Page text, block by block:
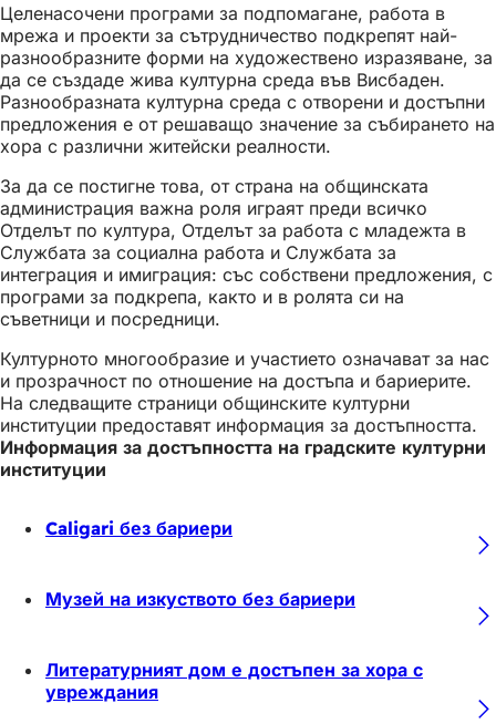
Целенасочени програми за подпомагане, работа в
мрежа и проекти за сътрудничество подкрепят най-
разнообразните форми на художествено изразяване, за
да се създаде жива културна среда във Висбаден.
Разнообразната културна среда с отворени и достъпни
предложения е от решаващо значение за събирането на
хора с различни житейски реалности.
За да се постигне това, от страна на общинската
администрация важна роля играят преди всичко
Отделът по култура, Отделът за работа с младежта в
Службата за социална работа и Службата за
интеграция и имиграция: със собствени предложения, с
програми за подкрепа, както и в ролята си на
съветници и посредници.
Културното многообразие и участието означават за нас
и прозрачност по отношение на достъпа и бариерите.
На следващите страници общинските културни
институции предоставят информация за достъпността.
Информация за достъпността на градските културни
институции
Caligari без бариери
Музей на изкуството без бариери
Литературният дом е достъпен за хора с
увреждания